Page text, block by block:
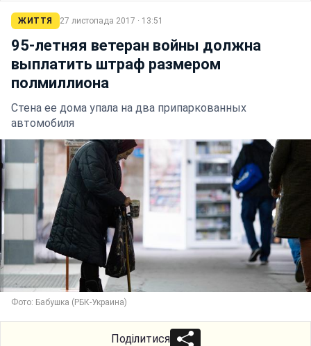
ЖИТТЯ 27 листопада 2017 · 13:51
95-летняя ветеран войны должна
выплатить штраф размером
полмиллиона
Стена ее дома упала на два припаркованных
автомобиля
Фото: Бабушка (РБК-Украина)
Поділитися